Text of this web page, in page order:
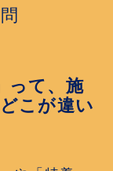
って、施
こが違い